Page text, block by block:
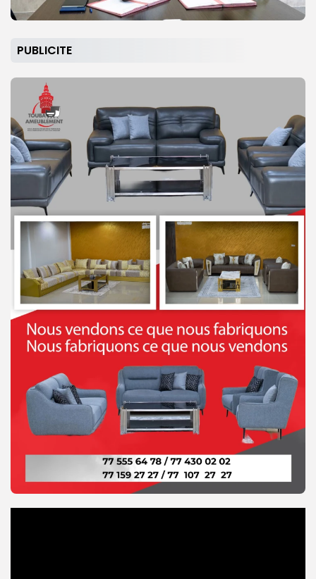
PUBLICITE